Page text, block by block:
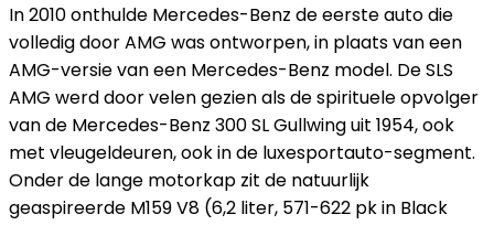
In 2010 onthulde Mercedes-Benz de eerste auto die
volledig door AMG was ontworpen, in plaats van een
AMG-versie van een Mercedes-Benz model. De SLS
AMG werd door velen gezien als de spirituele opvolger
van de Mercedes-Benz 300 SL Gullwing uit 1954, ook
met vleugeldeuren, ook in de luxesportauto-segment.
Onder de lange motorkap zit de natuurlijk
geaspireerde M159 V8 (6,2 liter, 571-622 pk in Black